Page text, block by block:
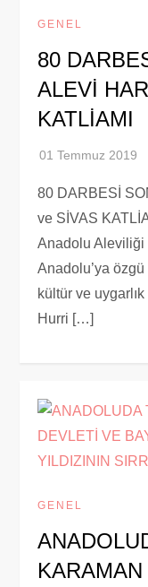
GENEL
80
ALEVİ
KATLİAMI
80 DARBESİ
ve SİVAS
Anadolu Aleviliği
Anadolu’ya
kültür ve
Hurri […]
GENEL